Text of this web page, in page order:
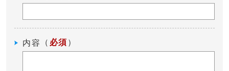
内容 （ 必須 ）